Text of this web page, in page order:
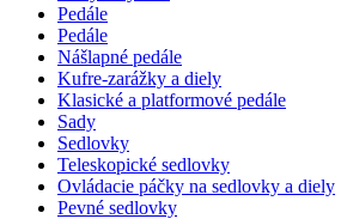
Pedále
Pedále
Nášlapné pedále
Kufre-zarážky a diely
Klasické a platformové pedále
Sady
Sedlovky
Teleskopické sedlovky
Ovládacie páčky na sedlovky a diely
Pevné sedlovky